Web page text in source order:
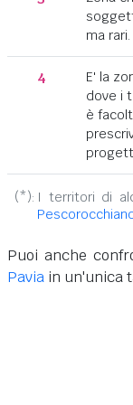
ma rari.
4
E' la
dove i
è
(*): I territori di
Puoi anche
Pavia in un'unica